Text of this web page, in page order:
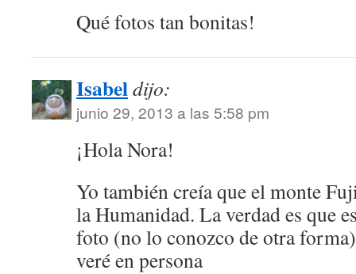
Qué fotos tan bonitas!
Isabeldijo:
junio 29, 2013 a las 5:58 pm
¡Hola Nora!
Yo también creía que el monte
la Humanidad. La verdad es que
foto (no lo conozco de otra
veré en persona